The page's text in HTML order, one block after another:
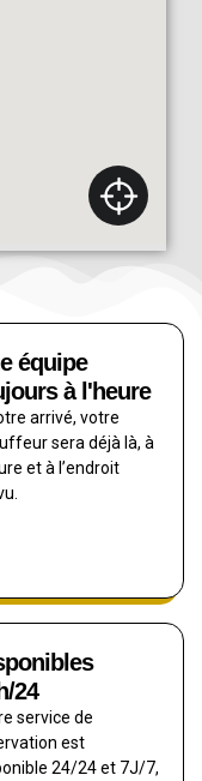
équipe
à l'heure
arrivé, votre
sera déjà là, à
et à l’endroit
24
service de
est
24/24 et 7J/7,